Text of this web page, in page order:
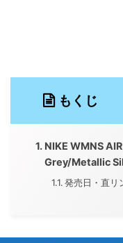
もくじ
NIKE WMNS
Grey/Metallic
発売日・直リ